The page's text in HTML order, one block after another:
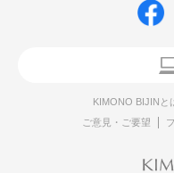
KIMONO BIJINと
ご意見・ご要望